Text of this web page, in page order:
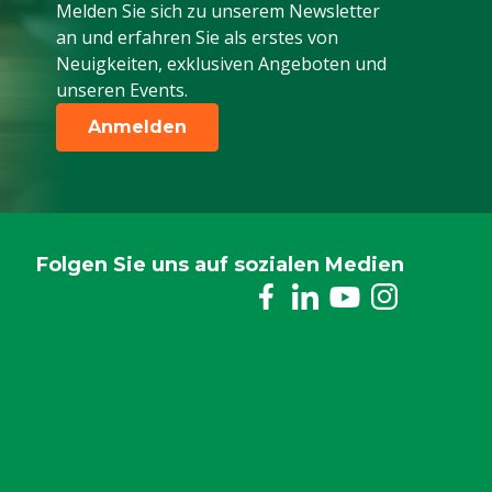
Melden Sie sich zu unserem Newsletter
an und erfahren Sie als erstes von
Neuigkeiten, exklusiven Angeboten und
unseren Events.
Anmelden
Folgen Sie uns auf sozialen Medien